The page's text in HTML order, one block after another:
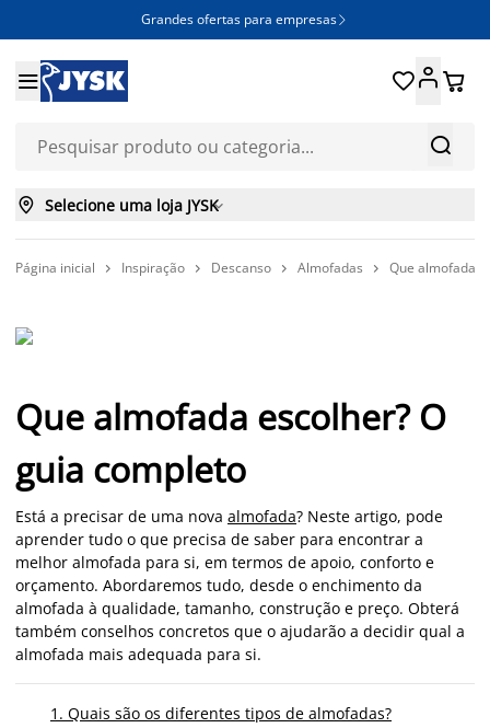
Grandes ofertas para empresas 


 
 Selecione uma loja JYSK
Página inicial  Inspiração  Descanso  Almofadas  Que almofada
Que almofada escolher? O
guia completo
Está a precisar de uma nova almofada? Neste artigo, pode
aprender tudo o que precisa de saber para encontrar a
melhor almofada para si, em termos de apoio, conforto e
orçamento. Abordaremos tudo, desde o enchimento da
almofada à qualidade, tamanho, construção e preço. Obterá
também conselhos concretos que o ajudarão a decidir qual a
almofada mais adequada para si.
1. Quais são os diferentes tipos de almofadas?